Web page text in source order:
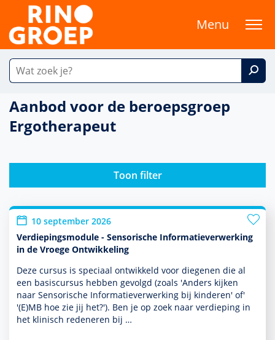
Menu
Aanbod voor de beroepsgroep
Ergotherapeut
Toon filter
10 september 2026
Verdiepingsmodule - Sensorische Informatieverwerking
in de Vroege Ontwikkeling
Deze cursus is speciaal ontwik­keld voor diegenen die al
een basis­cursus hebben gevolgd (zoals 'Anders kijken
naar Sensorische Informatieverwerking bij kin­de­ren' of'
'(E)MB hoe zie jij het?'). Ben je op zoek naar verdieping in
het klinisch redeneren bij …